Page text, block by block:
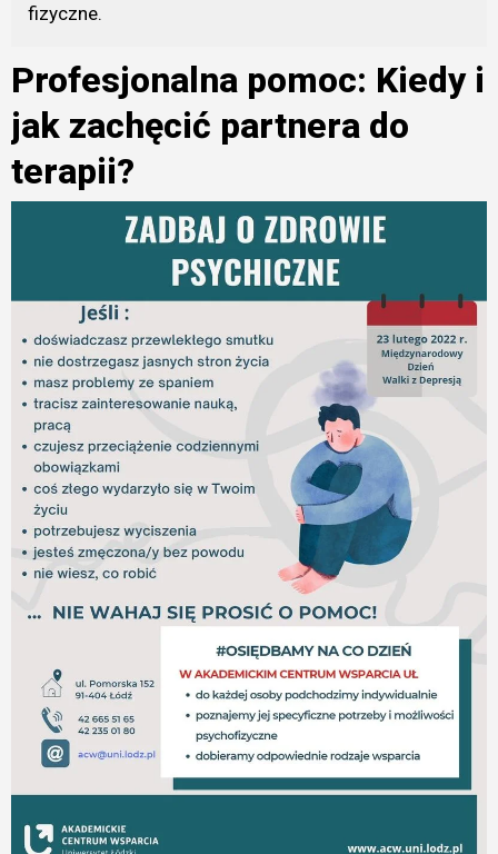
fizyczne.
Profesjonalna pomoc: Kiedy i
jak zachęcić partnera do
terapii?